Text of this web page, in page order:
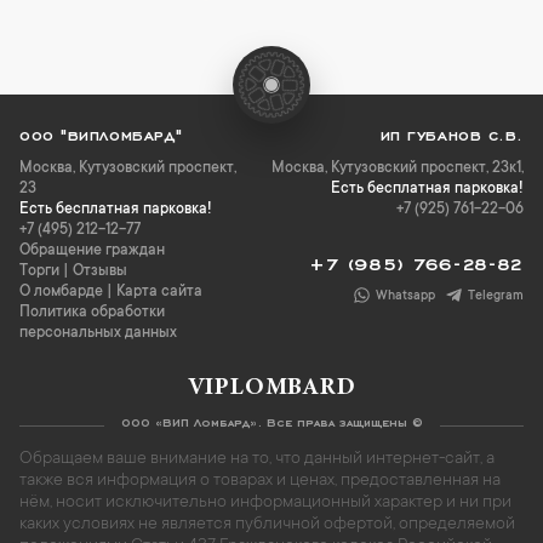
ООО "ВИПЛОМБАРД"
Москва, Кутузовский проспект,
23
Есть бесплатная парковка!
+7 (495) 212-12-77
Обращение граждан
Торги
Отзывы
О ломбарде
Карта сайта
Политика обработки
персональных данных
ИП ГУБАНОВ С.В.
Москва, Кутузовский проспект, 23к1,
Есть бесплатная парковка!
+7 (925) 761-22-06
+7 (985) 766-28-82
Whatsapp Telegram
VIPLOMBARD
ООО «ВИП Ломбард». Все права защищены ©
Обращаем ваше внимание на то, что данный интернет-сайт, а
также вся информация о товарах и ценах, предоставленная на
нём, носит исключительно информационный характер и ни при
каких условиях не является публичной офертой, определяемой